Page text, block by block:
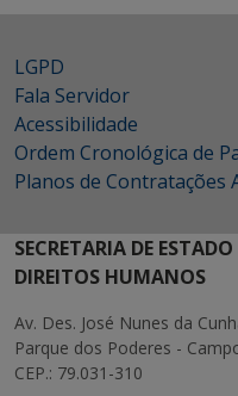
LGPD
Fala Servidor
Acessibilidade
Ordem Cronológica de
Planos de Contratações
SECRETARIA DE
DIREITOS HUMANOS
Av. Des. José Nunes da
Parque dos Poderes -
CEP.: 79.031-310